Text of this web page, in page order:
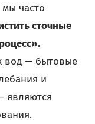
часто
сточные
вод — бытовые
и
являются